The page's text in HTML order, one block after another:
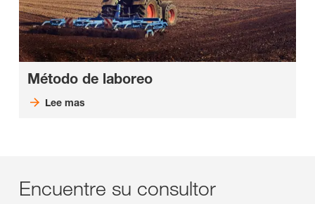
Método de laboreo
Lee mas
Encuentre su consultor